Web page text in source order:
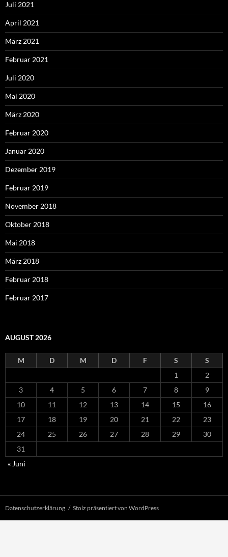
Juli 2021
April 2021
März 2021
Februar 2021
Juli 2020
Mai 2020
März 2020
Februar 2020
Januar 2020
Dezember 2019
Februar 2019
November 2018
Oktober 2018
Mai 2018
März 2018
Februar 2018
Februar 2017
AUGUST 2026
M D M D F S
S
1
2
3
4 5 6 7 8
9
10
11 12 13 14 15
16
17
18 19 20 21 22
23
24
25 26 27 28 29
30
31
« Juni
Datenschutzerklärung Stolz präsentiert von WordPress